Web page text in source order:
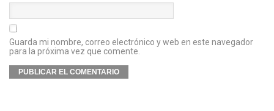
Guarda mi nombre, correo electrónico y web en este navegador
para la próxima vez que comente.